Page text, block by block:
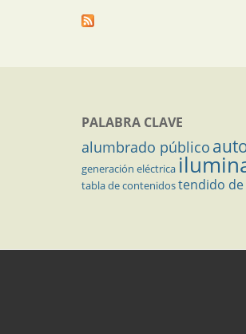
PALABRA CLAVE
alumbrado público
generación eléctrica
tabla de contenidostendido de